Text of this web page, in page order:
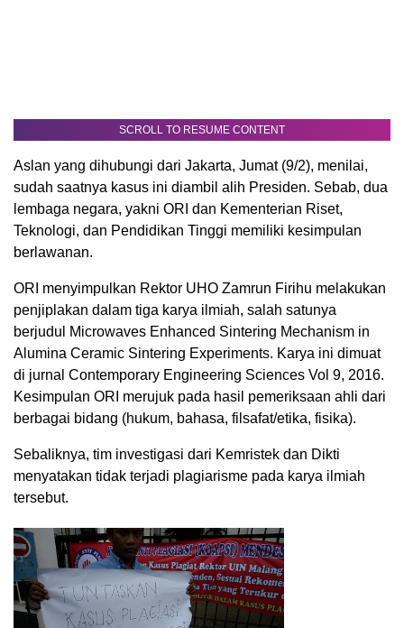
SCROLL TO RESUME CONTENT
Aslan yang dihubungi dari Jakarta, Jumat (9/2), menilai,
sudah saatnya kasus ini diambil alih Presiden. Sebab, dua
lembaga negara, yakni ORI dan Kementerian Riset,
Teknologi, dan Pendidikan Tinggi memiliki kesimpulan
berlawanan.
ORI menyimpulkan Rektor UHO Zamrun Firihu melakukan
penjiplakan dalam tiga karya ilmiah, salah satunya
berjudul Microwaves Enhanced Sintering Mechanism in
Alumina Ceramic Sintering Experiments. Karya ini dimuat
di jurnal Contemporary Engineering Sciences Vol 9, 2016.
Kesimpulan ORI merujuk pada hasil pemeriksaan ahli dari
berbagai bidang (hukum, bahasa, filsafat/etika, fisika).
Sebaliknya, tim investigasi dari Kemristek dan Dikti
menyatakan tidak terjadi plagiarisme pada karya ilmiah
tersebut.